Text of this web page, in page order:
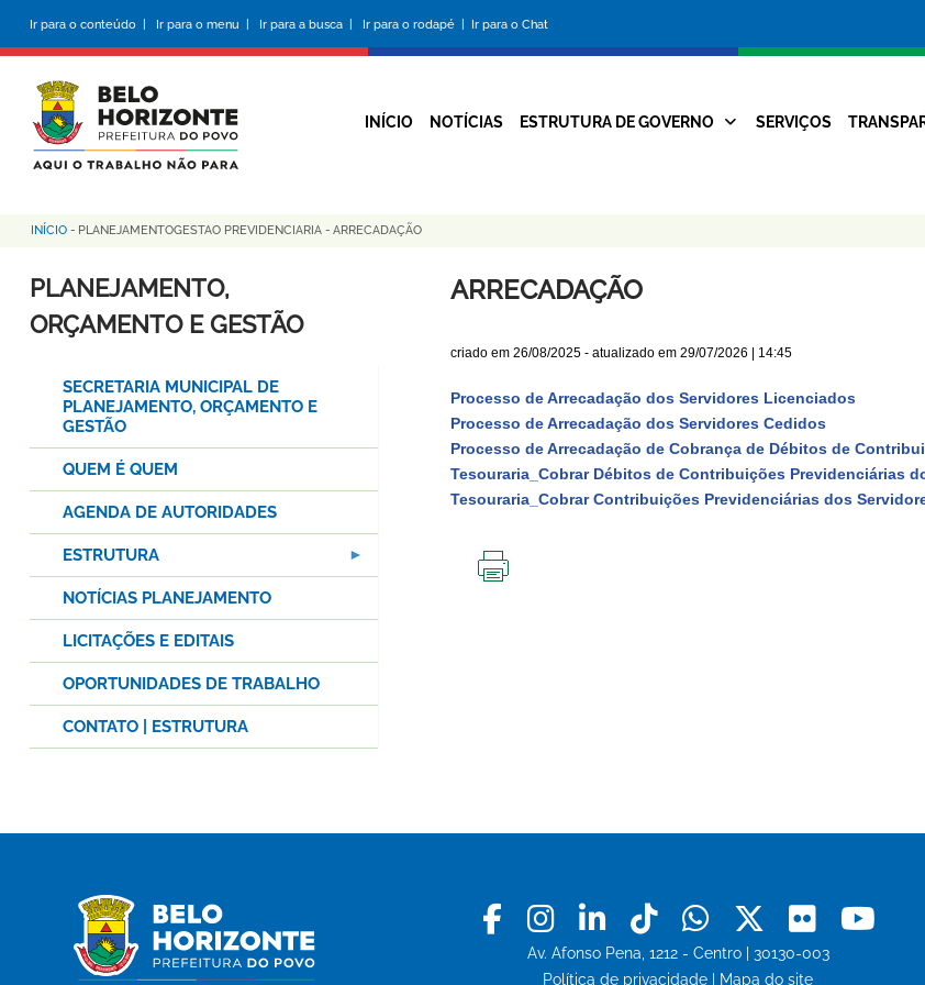
conteúdo
principal
Ir para o conteúdo | Ir para o menu | Ir para a busca | Ir para o rodapé | Ir para o Chat
da
Prefeitura
Navegação
INÍCIO NOTÍCIAS ESTRUTURA DE GOVERNO SERVIÇOS
Trilha
de
navegação
INÍCIO - PLANEJAMENTOGESTAO PREVIDENCIARIA - ARRECADAÇÃO
ARRECADAÇÃO
criado em 26/08/2025- atualizado em 29/07/2026 | 14:45
Processo de Arrecadação dos Servidores Licenciados
Processo de Arrecadação dos Servidores Cedidos
Processo de Arrecadação de Cobrança de Débitos de
Tesouraria_Cobrar Débitos de Contribuições Previdenciárias
Tesouraria_Cobrar Contribuições Previdenciárias dos
PLANEJAMENTO,
ORÇAMENTO E GESTÃO
SECRETARIA MUNICIPAL DE
PLANEJAMENTO, ORÇAMENTO E
GESTÃO
QUEM É QUEM
AGENDA DE AUTORIDADES
ESTRUTURA
NOTÍCIAS PLANEJAMENTO
LICITAÇÕES E EDITAIS
OPORTUNIDADES DE TRABALHO
CONTATO | ESTRUTURA
Facebook
Instagram
LinkedinTiktokWhatsapp
X Flickr
Av. Afonso Pena, 1212 - Centro | 30130-003
Política de privacidade
Mapa do site